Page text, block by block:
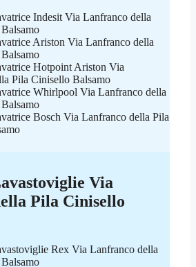
Indesit Via Lanfranco della
Ariston Via Lanfranco della
Hotpoint Ariston Via
Pila Cinisello Balsamo
Whirlpool Via Lanfranco della
Bosch Via Lanfranco della Pila
Via
Pila Cinisello
Rex Via Lanfranco della